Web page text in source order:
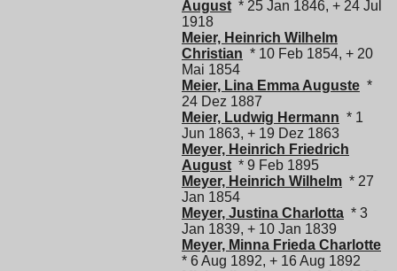
August * 25 Jan 1846, + 24 Jul
1918
Meier, Heinrich Wilhelm
Christian * 10 Feb 1854, + 20
Mai 1854
Meier, Lina Emma Auguste *
24 Dez 1887
Meier, Ludwig Hermann * 1
Jun 1863, + 19 Dez 1863
Meyer, Heinrich Friedrich
August * 9 Feb 1895
Meyer, Heinrich Wilhelm * 27
Jan 1854
Meyer, Justina Charlotta * 3
Jan 1839, + 10 Jan 1839
Meyer, Minna Frieda Charlotte
* 6 Aug 1892, + 16 Aug 1892